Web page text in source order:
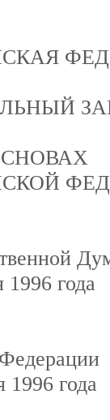
1996 года
1996 года